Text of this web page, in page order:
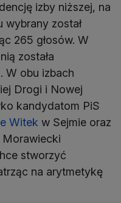
izby niższej, na
wybrany został
265 głosów. W
została
W obu izbach
Drogi i Nowej
kandydatom PiS
Witek w Sejmie oraz
Morawiecki
stworzyć
na arytmetykę